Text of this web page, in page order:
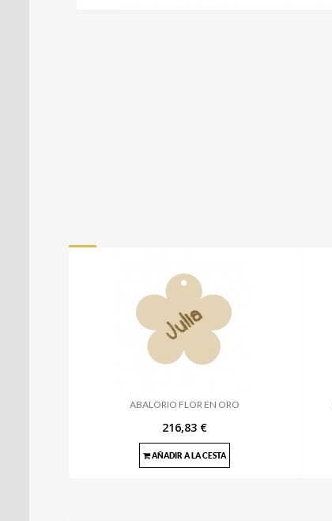
ABALORIO FLOR EN ORO
216,83 €
AÑADIR A LA CESTA